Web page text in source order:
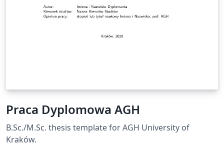
Praca Dyplomowa AGH
B.Sc./M.Sc. thesis template for AGH University of
Kraków.